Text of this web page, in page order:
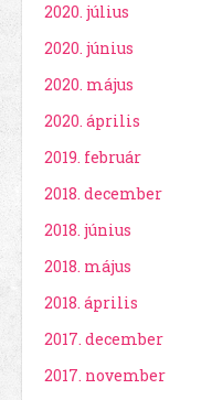
2020. július
2020. június
2020. május
2020. április
2019. február
2018. december
2018. június
2018. május
2018. április
2017. december
2017. november